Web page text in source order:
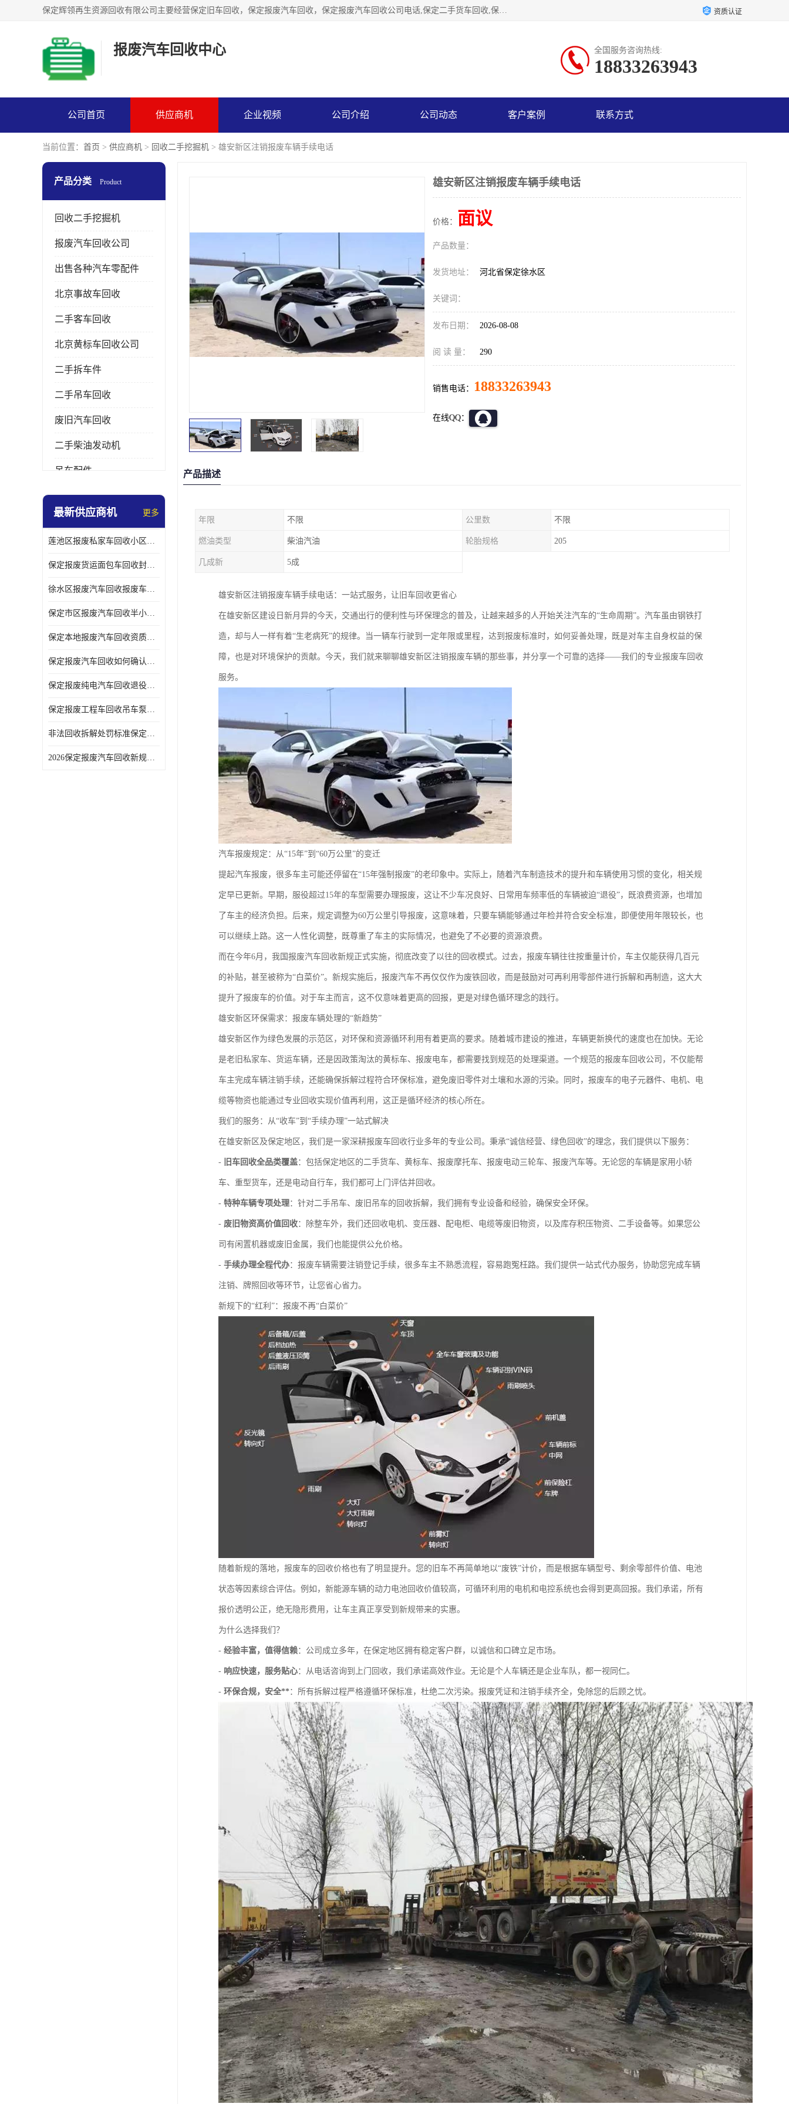
保定辉领再生资源回收有限公司主要经营保定旧车回收，保定报废汽车回收，保定报废汽车回收公司电话,保定二手货车回收,保定黄标车回收, 保定黄标车回收，保定哪里收报废车，保定废旧汽车回收，保定汽车报废手续办理，保定汽车解体厂。将通过采取区域限行促进淘汰、经济补助激励新、加大上路*法处罚、加强达标排放监管等综合措施，对老旧机动车逐步实行末位淘汰，加快老旧机动车淘汰新 资质认证
报废汽车回收中心 全国服务咨询热线:
18833263943
公司首页 供应商机 企业视频 公司介绍 公司动态 客户案例 联系方式
当前位置： 首页 > 供应商机 > 回收二手挖掘机 > 雄安新区注销报废车辆手续电话
产品分类 Product
回收二手挖掘机
报废汽车回收公司
出售各种汽车零配件
北京事故车回收
二手客车回收
北京黄标车回收公司
二手拆车件
二手吊车回收
废旧汽车回收
二手柴油发动机
吊车配件
挖掘机拆车件
最新供应商机 更多
莲池区报废私家车回收小区上门拖车便捷
保定报废货运面包车回收封闭货车报废销户
徐水区报废汽车回收报废车辆补贴申请流程
保定市区报废汽车回收半小时上门现场估价
保定本地报废汽车回收资质齐全无隐形收费
保定报废汽车回收如何确认车辆完成销户
保定报废纯电汽车回收退役电池统一处置
保定报废工程车回收吊车泵车挖掘机回收拆解
非法回收拆解处罚标准保定报废车合规提示
2026保定报废汽车回收新规解读车主必看
雄安新区注销报废车辆手续电话
价格： 面议
产品数量：
发货地址： 河北省保定徐水区
关键词：
发布日期： 2026-08-08
阅 读 量： 290
销售电话： 18833263943
在线QQ：
产品描述
年限 不限 公里数 不限
燃油类型 柴油汽油 轮胎规格 205
几成新 5成
雄安新区注销报废车辆手续电话：一站式服务，让旧车回收更省心
在雄安新区建设日新月异的今天，交通出行的便利性与环保理念的普及，让越来越多的人开始关注汽车的“生命周期”。汽车虽由钢铁打
造，却与人一样有着“生老病死”的规律。当一辆车行驶到一定年限或里程，达到报废标准时，如何妥善处理，既是对车主自身权益的保
障，也是对环境保护的贡献。今天，我们就来聊聊雄安新区注销报废车辆的那些事，并分享一个可靠的选择——我们的专业报废车回收
服务。
汽车报废规定：从“15年”到“60万公里”的变迁
提起汽车报废，很多车主可能还停留在“15年强制报废”的老印象中。实际上，随着汽车制造技术的提升和车辆使用习惯的变化，相关规
定早已更新。早期，服役超过15年的车型需要办理报废，这让不少车况良好、日常用车频率低的车辆被迫“退役”，既浪费资源，也增加
了车主的经济负担。后来，规定调整为60万公里引导报废，这意味着，只要车辆能够通过年检并符合安全标准，即便使用年限较长，也
可以继续上路。这一人性化调整，既尊重了车主的实际情况，也避免了不必要的资源浪费。
而在今年6月，我国报废汽车回收新规正式实施，彻底改变了以往的回收模式。过去，报废车辆往往按重量计价，车主仅能获得几百元
的补贴，甚至被称为“白菜价”。新规实施后，报废汽车不再仅仅作为废铁回收，而是鼓励对可再利用零部件进行拆解和再制造，这大大
提升了报废车的价值。对于车主而言，这不仅意味着更高的回报，更是对绿色循环理念的践行。
雄安新区环保需求：报废车辆处理的“新趋势”
雄安新区作为绿色发展的示范区，对环保和资源循环利用有着更高的要求。随着城市建设的推进，车辆更新换代的速度也在加快。无论
是老旧私家车、货运车辆，还是因政策淘汰的黄标车、报废电车，都需要找到规范的处理渠道。一个规范的报废车回收公司，不仅能帮
车主完成车辆注销手续，还能确保拆解过程符合环保标准，避免废旧零件对土壤和水源的污染。同时，报废车的电子元器件、电机、电
缆等物资也能通过专业回收实现价值再利用，这正是循环经济的核心所在。
我们的服务：从“收车”到“手续办理”一站式解决
在雄安新区及保定地区，我们是一家深耕报废车回收行业多年的专业公司。秉承“诚信经营、绿色回收”的理念，我们提供以下服务：
- 旧车回收全品类覆盖：包括保定地区的二手货车、黄标车、报废摩托车、报废电动三轮车、报废汽车等。无论您的车辆是家用小轿
车、重型货车，还是电动自行车，我们都可上门评估并回收。
- 特种车辆专项处理：针对二手吊车、废旧吊车的回收拆解，我们拥有专业设备和经验，确保安全环保。
- 废旧物资高价值回收：除整车外，我们还回收电机、变压器、配电柜、电缆等废旧物资，以及库存积压物资、二手设备等。如果您公
司有闲置机器或废旧金属，我们也能提供公允价格。
- 手续办理全程代办：报废车辆需要注销登记手续，很多车主不熟悉流程，容易跑冤枉路。我们提供一站式代办服务，协助您完成车辆
注销、牌照回收等环节，让您省心省力。
新规下的“红利”：报废不再“白菜价”
随着新规的落地，报废车的回收价格也有了明显提升。您的旧车不再简单地以“废铁”计价，而是根据车辆型号、剩余零部件价值、电池
状态等因素综合评估。例如，新能源车辆的动力电池回收价值较高，可循环利用的电机和电控系统也会得到更高回报。我们承诺，所有
报价透明公正，绝无隐形费用，让车主真正享受到新规带来的实惠。
为什么选择我们？
- 经验丰富，值得信赖：公司成立多年，在保定地区拥有稳定客户群，以诚信和口碑立足市场。
- 响应快速，服务贴心：从电话咨询到上门回收，我们承诺高效作业。无论是个人车辆还是企业车队，都一视同仁。
- 环保合规，安全**：所有拆解过程严格遵循环保标准，杜绝二次污染。报废凭证和注销手续齐全，免除您的后顾之忧。